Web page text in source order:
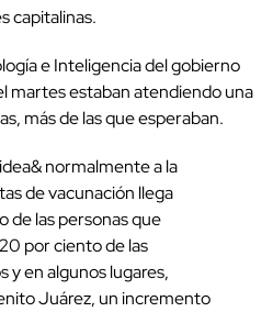
capitalinas.
e Inteligencia del gobierno
martes estaban atendiendo una
más de las que esperaban.
normalmente a la
de vacunación llega
de las personas que
por ciento de las
y en algunos lugares,
Juárez, un incremento